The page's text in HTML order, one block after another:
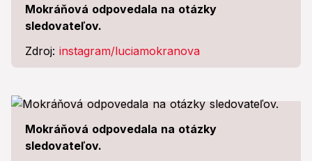
Mokráňová odpovedala na otázky
sledovateľov.
Zdroj: instagram/luciamokranova
Mokráňová odpovedala na otázky
sledovateľov.